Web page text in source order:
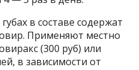
в составе содержат
Применяют местно
(300 руб) или
в зависимости от